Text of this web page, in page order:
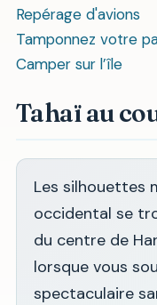
Repérage d'avions
Tamponnez votre
Camper sur l’île
Tahaï au
Les silhouettes
occidental se
du centre de
lorsque vous
spectaculaire